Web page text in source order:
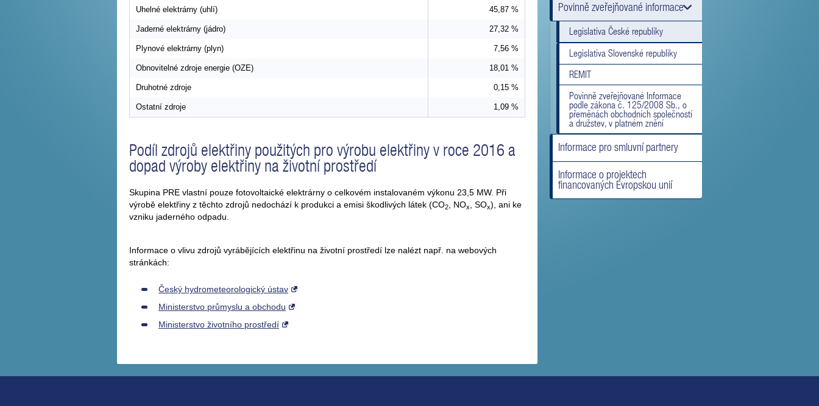
Uhelné elektrárny (uhlí) 45,87 %
Jaderné elektrárny (jádro) 27,32 %
Plynové elektrárny (plyn) 7,56 %
Obnovitelné zdroje energie (OZE) 18,01 %
Druhotné zdroje 0,15 %
Ostatní zdroje 1,09 %
Podíl zdrojů elektřiny použitých pro výrobu elektřiny v roce 2016 a
dopad výroby elektřiny na životní prostředí
Skupina PRE vlastní pouze fotovoltaické elektrárny o celkovém instalovaném výkonu 23,5 MW. Při
výrobě elektřiny z těchto zdrojů nedochází k produkci a emisi škodlivých látek (CO2 , NOx , SOx), ani ke
vzniku jaderného odpadu.
Informace o vlivu zdrojů vyrábějících elektřinu na životní prostředí lze nalézt např. na webových
stránkách:
Český hydrometeorologický ústav
Ministerstvo průmyslu a obchodu
Ministerstvo životního prostředí
Povinně zveřejňované informace
Legislativa České republiky
Legislativa Slovenské republiky
REMIT
Povinně zveřejňované Informace
podle zákona č. 125/2008 Sb., o
přeměnách obchodních společností
a družstev, v platném znění
Informace pro smluvní partnery
Informace o projektech
financovaných Evropskou unií